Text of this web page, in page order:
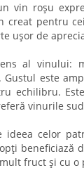
vin roșu
pentru
ușor de
al vinului:
este
echilibru.
vinurile
ideea celor
beneficiază
fruct și cu